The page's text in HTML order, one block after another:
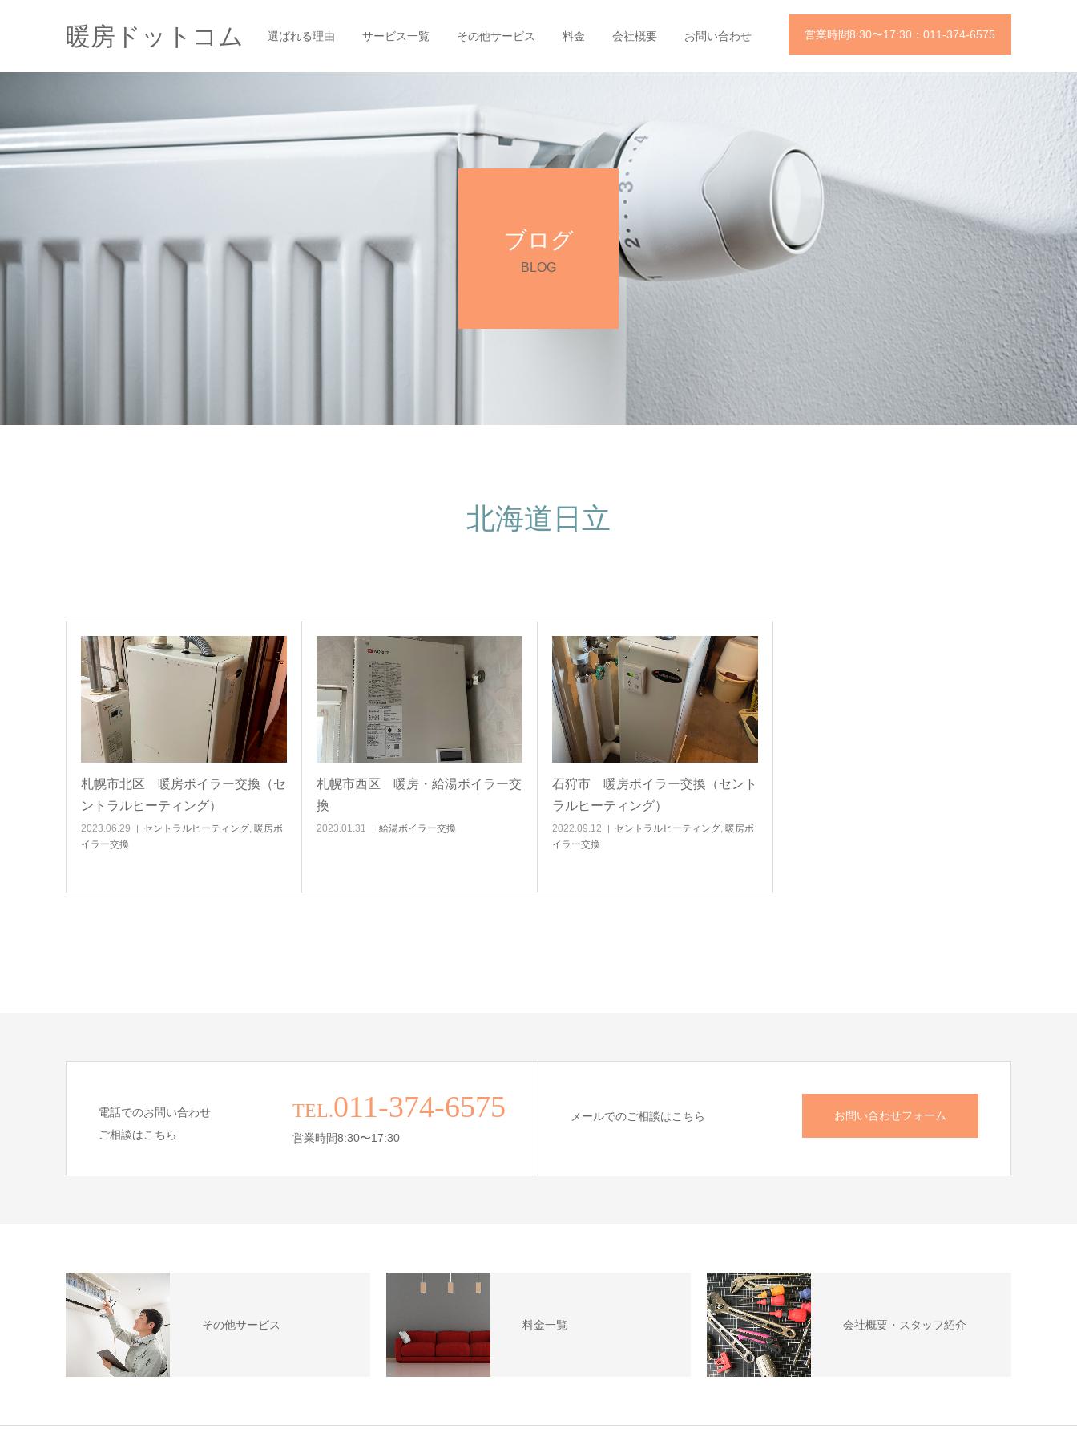
暖房ドットコム 営業時間8:30〜17:30：011-374-6575
選ばれる理由 サービス一覧 その他サービス 料金 会社概要 お問い合わせ
ブログ
BLOG
北海道日立
札幌市北区 暖房ボイラー交換（セ
ントラルヒーティング）
2023.06.29 セントラルヒーティング, 暖房ボ
イラー交換
札幌市西区 暖房・給湯ボイラー交
換
2023.01.31 給湯ボイラー交換
石狩市 暖房ボイラー交換（セント
ラルヒーティング）
2022.09.12 セントラルヒーティング, 暖房ボ
イラー交換
電話でのお問い合わせ
ご相談はこちら
TEL.011-374-6575
営業時間8:30〜17:30
メールでのご相談はこちら お問い合わせフォーム
その他サービス 料金一覧 会社概要・スタッフ紹介